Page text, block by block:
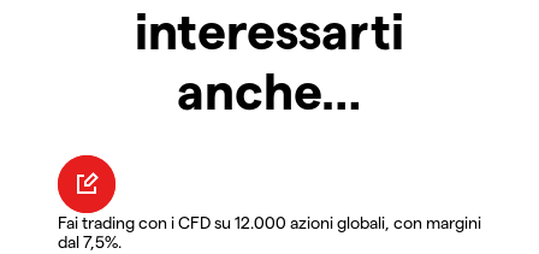
interessarti
anche…
Fai trading con i CFD su 12.000 azioni globali, con margini
dal 7,5%.